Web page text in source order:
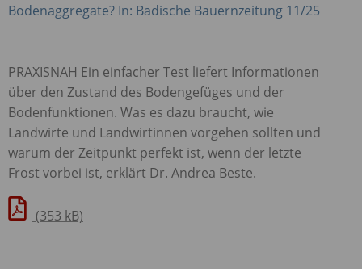
Bodenaggregate? In: Badische Bauernzeitung 11/25
PRAXISNAH Ein einfacher Test liefert Informationen
über den Zustand des Bodengefüges und der
Bodenfunktionen. Was es dazu braucht, wie
Landwirte und Landwirtinnen vorgehen sollten und
warum der Zeitpunkt perfekt ist, wenn der letzte
Frost vorbei ist, erklärt Dr. Andrea Beste.
(353 kB)